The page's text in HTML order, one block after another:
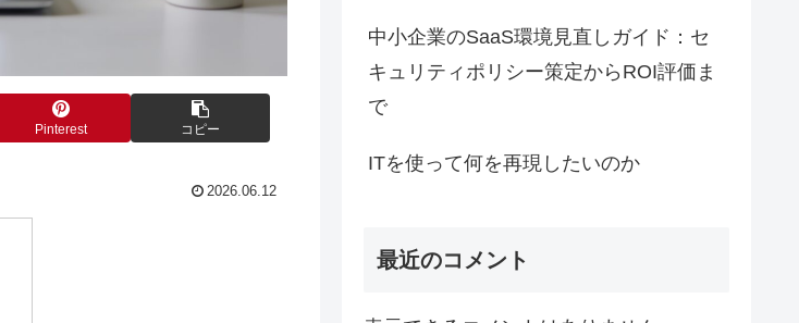
Pinterest コピー
2026.06.12
中小企業のSaaS環境見直しガイド：セ
キュリティポリシー策定からROI評価ま
で
ITを使って何を再現したいのか
最近のコメント